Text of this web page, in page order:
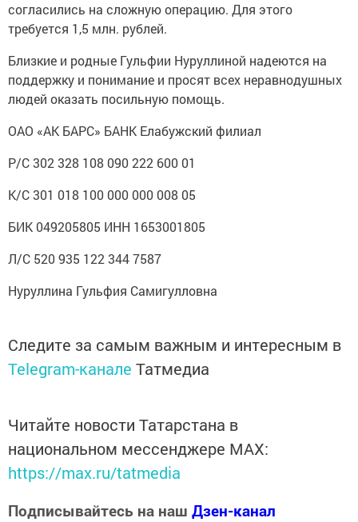
согласились на сложную операцию. Для этого
требуется 1,5 млн. рублей.
Близкие и родные Гульфии Нуруллиной надеются на
поддержку и понимание и просят всех неравнодушных
людей оказать посильную помощь.
ОАО «АК БАРС» БАНК Елабужский филиал
Р/С 302 328 108 090 222 600 01
К/С 301 018 100 000 000 008 05
БИК 049205805 ИНН 1653001805
Л/С 520 935 122 344 7587
Нуруллина Гульфия Самигулловна
Следите за самым важным и интересным в
Telegram-канале Татмедиа
Читайте новости Татарстана в
национальном мессенджере MАХ:
https://max.ru/tatmedia
Подписывайтесь на наш Дзен-канал